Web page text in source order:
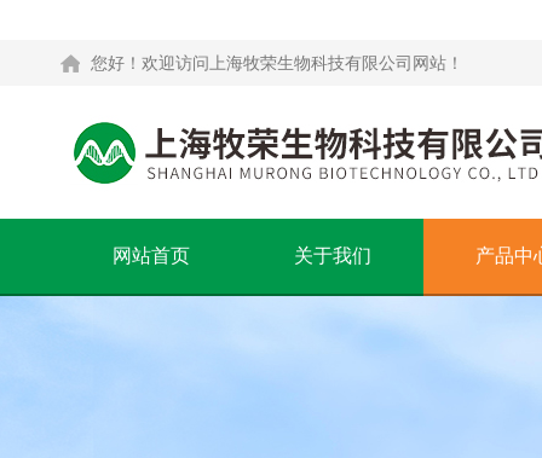
您好！欢迎访问上海牧荣生物科技有限公司网站！
网站首页 关于我们 产品中